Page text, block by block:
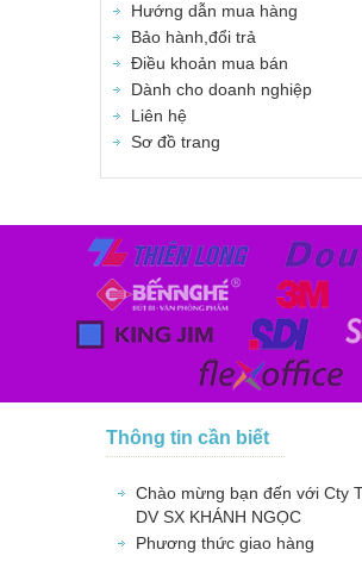
Hướng dẫn mua hàng
Bảo hành,đổi trả
Điều khoản mua bán
Dành cho doanh nghiệp
Liên hệ
Sơ đồ trang
Thông tin cần biết
Chào mừng bạn đến với Cty
DV SX KHÁNH NGỌC
Phương thức giao hàng